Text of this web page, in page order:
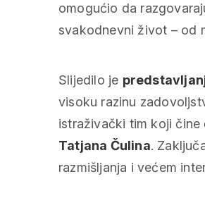
omogućio da
svakodnevni život – od
Slijedilo je
visoku razinu
istraživački tim koji čine
Tatjana Čulina.
razmišljanja i većem